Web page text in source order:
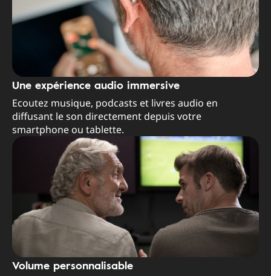
Une expérience audio immersive
Ecoutez musique, podcasts et livres audio en
diffusant le son directement depuis votre
smartphone ou tablette.
Volume personnalisable